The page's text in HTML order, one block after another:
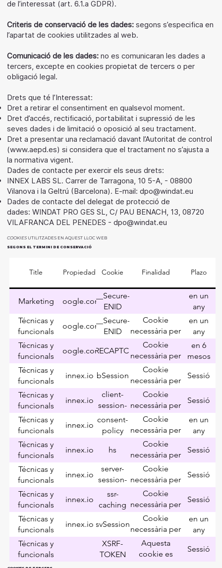
de l’interessat (art. 6.1.a GDPR).
Criteris de conservació de les dades: segons s’especifica en
l’apartat de cookies utilitzades al web.
Comunicació de les dades: no es comunicaran les dades a
tercers, excepte en cookies propietat de tercers o per
obligació legal.
Drets que té l’Interessat:
Dret a retirar el consentiment en qualsevol moment.
Dret d’accés, rectificació, portabilitat i supressió de les
seves dades i de limitació o oposició al seu tractament.
Dret a presentar una reclamació davant l’Autoritat de control
(www.aepd.es) si considera que el tractament no s’ajusta a
la normativa vigent.
Dades de contacte per exercir els seus drets:
INNEX LABS SL. Carrer de Tarragona, 10 5-A, - 08800
Vilanova i la Geltrú (Barcelona). E-mail: dpo@windat.eu
Dades de contacte del delegat de protecció de
dades: WINDAT PRO GES SL, C/ PAU BENACH, 13, 08720
VILAFRANCA DEL PENEDES - dpo@windat.eu
COOKIES UTILITZADES EN AQUEST LLOC WEB
SEGONS EL TERMINI DE CONSERVACIÓ
Title Propiedad Cookie Finalidad Plazo
Marketing google.com
__Secure-
ENID
en un
any
Técnicas y
funcionals
google.com
__Secure-
ENID
Cookie
necessària per
utilitzar les
opcions i
serveis del
lloc web
en un
any
Técnicas y
funcionals
google.com_GRECAPTCHA
Cookie
necessària per
utilitzar les
opcions i
serveis del
lloc web
en 6
mesos
Técnicas y
funcionals
innex.io bSession
Cookie
necessària per
utilitzar les
opcions i
serveis del
lloc web
Sessió
Técnicas y
funcionals
innex.io
client-
session-
bind
Cookie
necessària per
utilitzar les
opcions i
serveis del
lloc web
Sessió
Técnicas y
funcionals
innex.io
consent-
policy
Cookie
necessària per
utilitzar les
opcions i
serveis del
lloc web
en un
any
Técnicas y
funcionals
innex.io hs
Cookie
necessària per
utilitzar les
opcions i
serveis del
lloc web
Sessió
Técnicas y
funcionals
innex.io
server-
session-
bind
Cookie
necessària per
utilitzar les
opcions i
serveis del
lloc web
Sessió
Técnicas y
funcionals
innex.io
ssr-
caching
Cookie
necessària per
utilitzar les
opcions i
serveis del
lloc web
Sessió
Técnicas y
funcionals
innex.io svSession
Cookie
necessària per
utilitzar les
opcions i
en un
any
Técnicas y
funcionals
XSRF-
TOKEN
Aquesta
cookie es
Sessió